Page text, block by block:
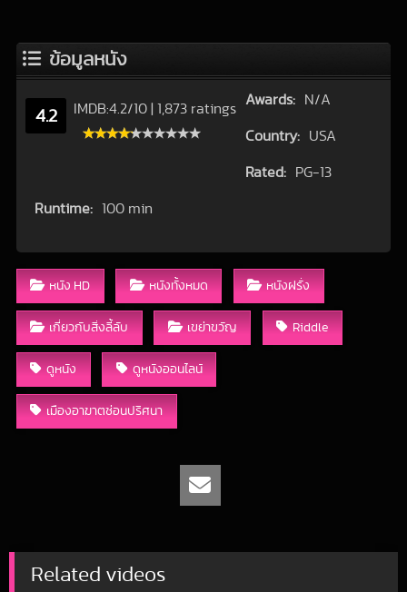
ข้อมูลหนัง
4.2 IMDB:4.2/10 1,873 ratings
Awards: N/A
Country: USA
Rated: PG-13
Runtime: 100 min
หนัง HD หนังทั้งหมด หนังฝรั่ง
เกี่ยวกับสิ่งลี้ลับ เขย่าขวัญ Riddle
ดูหนัง ดูหนังออนไลน์
เมืองอาฆาตซ่อนปริศนา
Related videos